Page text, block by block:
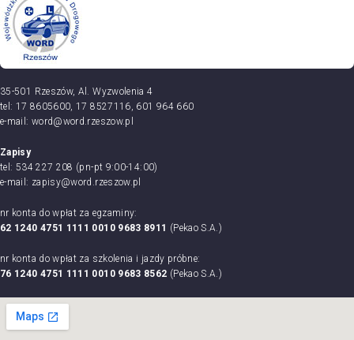
35-501 Rzeszów, Al. Wyzwolenia 4
tel: 17 8605600, 17 8527116, 601 964 660
e-mail: word@word.rzeszow.pl
Zapisy
tel: 534 227 208 (pn-pt 9:00-14:00)
e-mail: zapisy@word.rzeszow.pl
nr konta do wpłat za egzaminy:
62 1240 4751 1111 0010 9683 8911 (Pekao S.A.)
nr konta do wpłat za szkolenia i jazdy próbne:
76 1240 4751 1111 0010 9683 8562 (Pekao S.A.)